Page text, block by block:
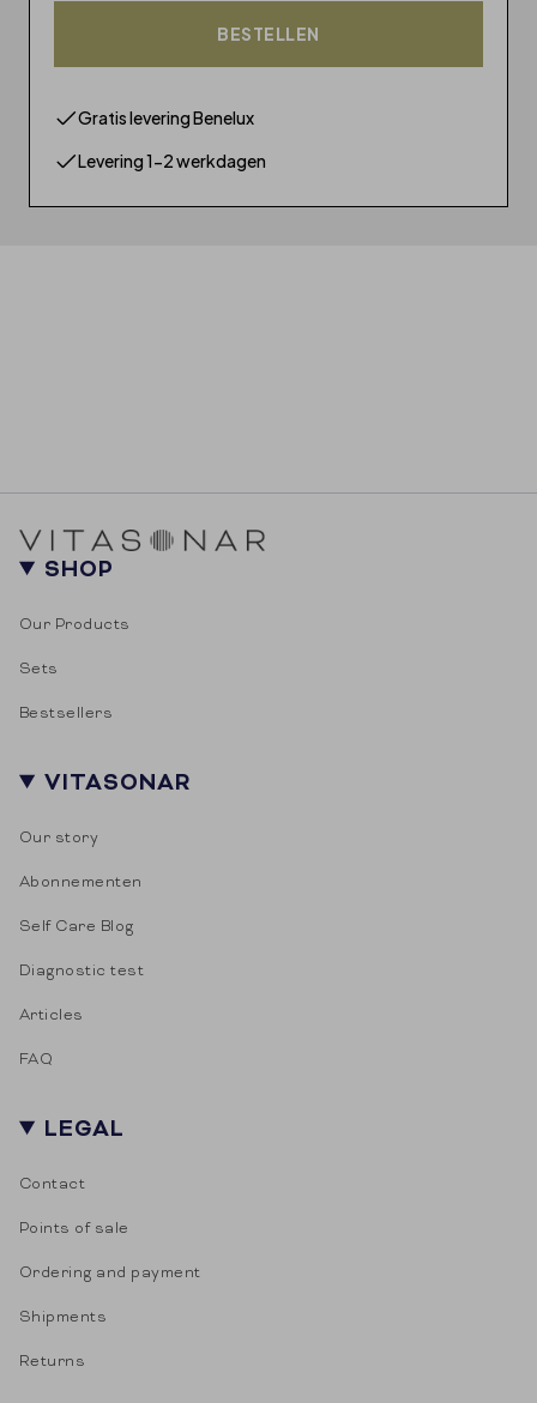
BESTELLEN
Gratis levering Benelux
Levering 1-2 werkdagen
SHOP
Our Products
Sets
Bestsellers
VITASONAR
Our story
Abonnementen
Self Care Blog
Diagnostic test
Articles
FAQ
LEGAL
Contact
Points of sale
Ordering and payment
Shipments
Returns